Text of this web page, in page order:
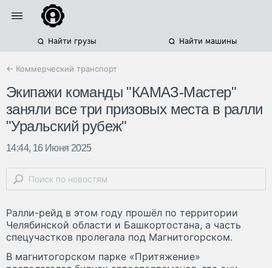
Найти грузы Найти машины
← Коммерческий транспорт
Экипажи команды "КАМАЗ-Мастер"
заняли все три призовых места в ралли
"Уральский рубеж"
14:44, 16 Июня 2025
Ралли-рейд в этом году прошёл по территории
Челябинской области и Башкортостана, а часть
спецучастков пролегала под Магнитогорском.
В магнитогорском парке «Притяжение»